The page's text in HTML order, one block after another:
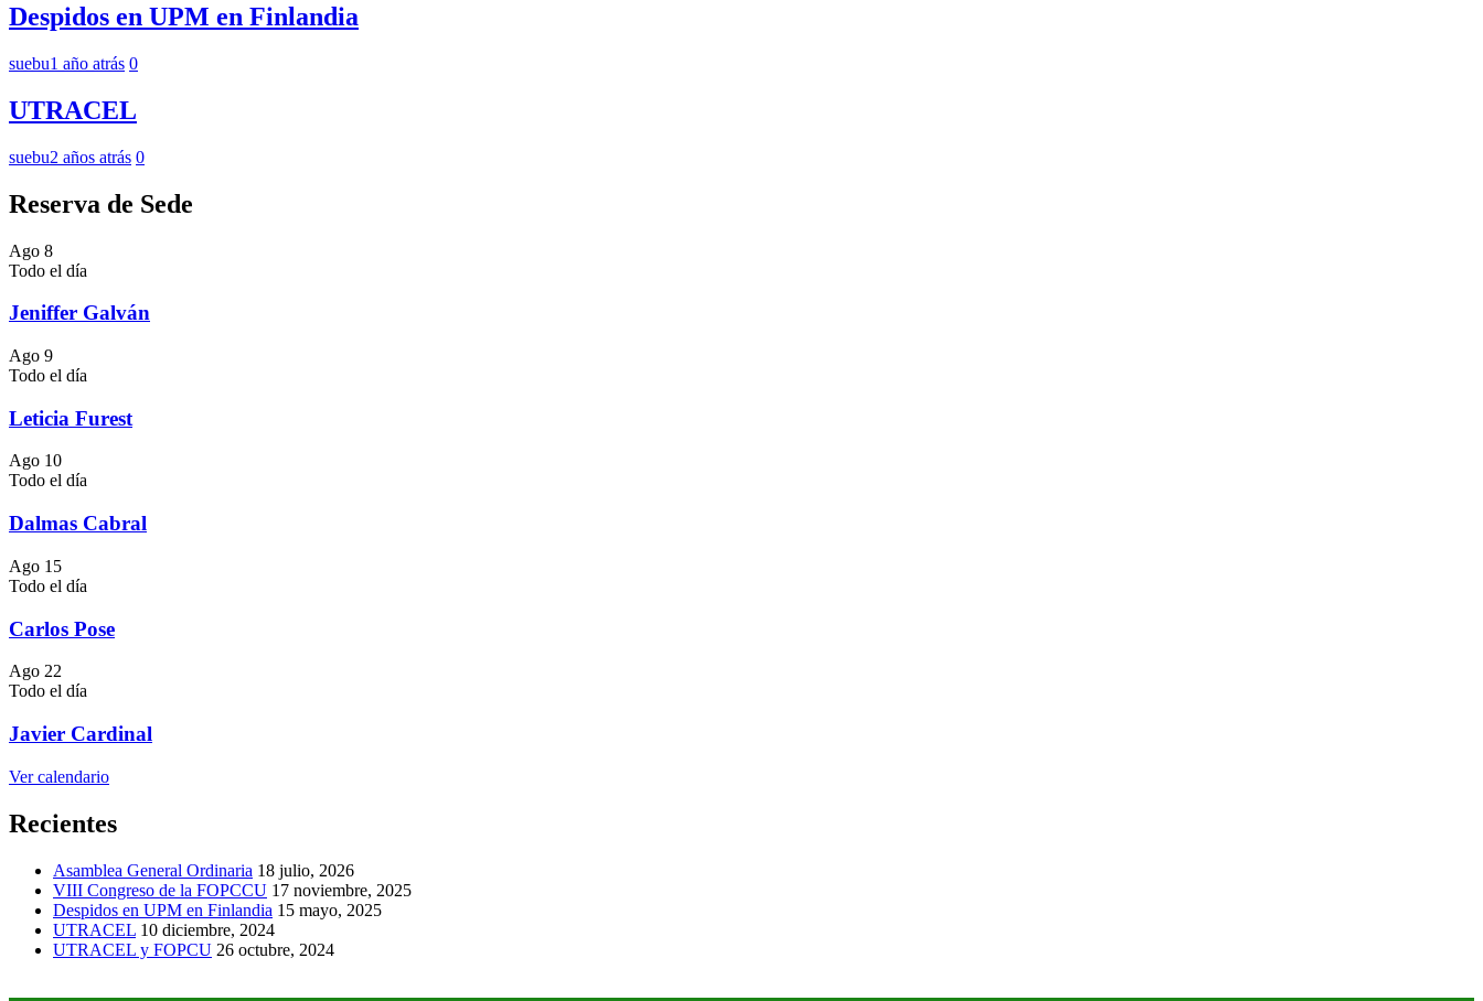
Despidos en UPM en Finlandia
suebu1 año atrás 0
UTRACEL
suebu2 años atrás 0
Reserva de Sede
Ago 8
Todo el día
Jeniffer Galván
Ago 9
Todo el día
Leticia Furest
Ago 10
Todo el día
Dalmas Cabral
Ago 15
Todo el día
Carlos Pose
Ago 22
Todo el día
Javier Cardinal
Ver calendario
Recientes
Asamblea General Ordinaria 18 julio, 2026
VIII Congreso de la FOPCCU 17 noviembre, 2025
Despidos en UPM en Finlandia 15 mayo, 2025
UTRACEL 10 diciembre, 2024
UTRACEL y FOPCU 26 octubre, 2024